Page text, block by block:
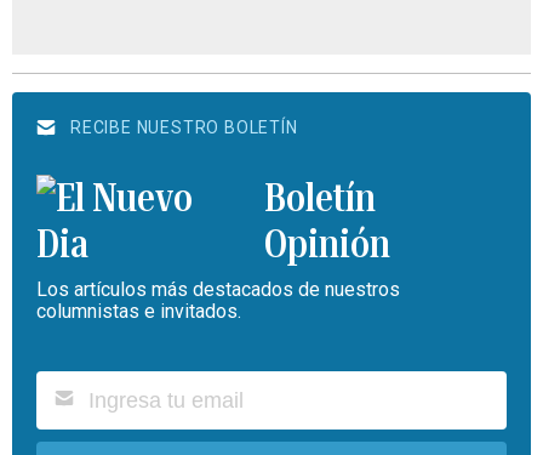
RECIBE NUESTRO BOLETÍN
Boletín
Opinión
Los artículos más destacados de nuestros
columnistas e invitados.